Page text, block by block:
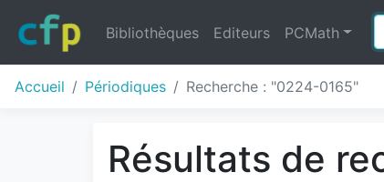
Bibliothèques Editeurs PCMath
Accueil Périodiques Recherche : "0224-0165"
Résultats de